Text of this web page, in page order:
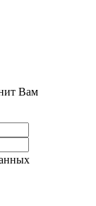
Вам